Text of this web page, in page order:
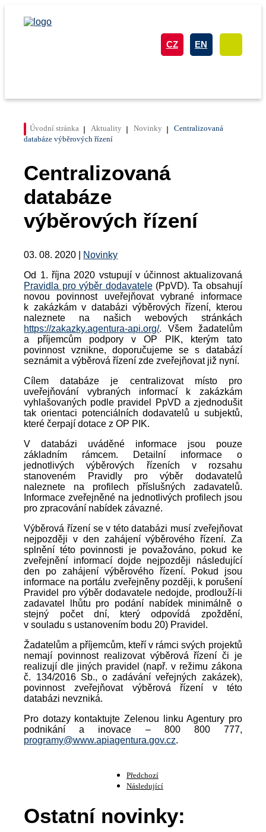
CZ EN
Úvodní stránka Aktuality Novinky
Centralizovaná
databáze výběrových řízení
Centralizovaná
databáze
výběrových řízení
03. 08. 2020 | Novinky
Od 1. října 2020 vstupují v účinnost aktualizovaná
Pravidla pro výběr dodavatele(PpVD). Ta obsahují
novou povinnost uveřejňovat vybrané informace
k zakázkám v databázi výběrových řízení, kterou
naleznete na našich webových stránkách
https://zakazky.agentura-api.org/. Všem žadatelům
a příjemcům podpory v OP PIK, kterým tato
povinnost vznikne, doporučujeme se s databází
seznámit a výběrová řízení zde zveřejňovat již nyní.
Cílem databáze je centralizovat místo pro
uveřejňování vybraných informací k zakázkám
vyhlašovaných podle pravidel PpVD a zjednodušit
tak orientaci potenciálních dodavatelů u subjektů,
které čerpají dotace z OP PIK.
V databázi uváděné informace jsou pouze
základním rámcem. Detailní informace o
jednotlivých výběrových řízeních v rozsahu
stanoveném Pravidly pro výběr dodavatelů
naleznete na profilech příslušných zadavatelů.
Informace zveřejněné na jednotlivých profilech jsou
pro zpracování nabídek závazné.
Výběrová řízení se v této databázi musí zveřejňovat
nejpozději v den zahájení výběrového řízení. Za
splnění této povinnosti je považováno, pokud ke
zveřejnění informací dojde nejpozději následující
den po zahájení výběrového řízení. Pokud jsou
informace na portálu zveřejněny později, k porušení
Pravidel pro výběr dodavatele nedojde, prodlouží-li
zadavatel lhůtu pro podání nabídek minimálně o
stejný počet dní, který odpovídá zpoždění,
v souladu s ustanovením bodu 20) Pravidel.
Žadatelům a příjemcům, kteří v rámci svých projektů
nemají povinnost realizovat výběrová řízení či je
realizují dle jiných pravidel (např. v režimu zákona
č. 134/2016 Sb., o zadávání veřejných zakázek),
povinnost zveřejňovat výběrová řízení v této
databázi nevzniká.
Pro dotazy kontaktujte Zelenou linku Agentury pro
podnikání a inovace – 800 800 777,
programy@www.apiagentura.gov.cz.
Předchozí
Následující
Ostatní novinky: